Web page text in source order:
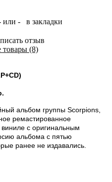
или -
в закладки
отзыв
(8)
альбом группы Scorpions,
ремастированное
с оригинальным
альбома c пятью
ранее не издавались.